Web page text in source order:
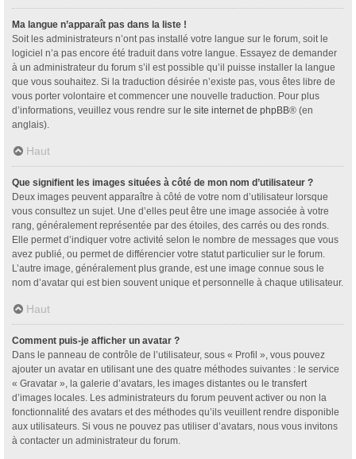
Ma langue n’apparaît pas dans la liste !
Soit les administrateurs n’ont pas installé votre langue sur le forum, soit le
logiciel n’a pas encore été traduit dans votre langue. Essayez de demander
à un administrateur du forum s’il est possible qu’il puisse installer la langue
que vous souhaitez. Si la traduction désirée n’existe pas, vous êtes libre de
vous porter volontaire et commencer une nouvelle traduction. Pour plus
d’informations, veuillez vous rendre sur le site internet de phpBB® (en
anglais).
Haut
Que signifient les images situées à côté de mon nom d’utilisateur ?
Deux images peuvent apparaître à côté de votre nom d’utilisateur lorsque
vous consultez un sujet. Une d’elles peut être une image associée à votre
rang, généralement représentée par des étoiles, des carrés ou des ronds.
Elle permet d’indiquer votre activité selon le nombre de messages que vous
avez publié, ou permet de différencier votre statut particulier sur le forum.
L’autre image, généralement plus grande, est une image connue sous le
nom d’avatar qui est bien souvent unique et personnelle à chaque utilisateur.
Haut
Comment puis-je afficher un avatar ?
Dans le panneau de contrôle de l’utilisateur, sous « Profil », vous pouvez
ajouter un avatar en utilisant une des quatre méthodes suivantes : le service
« Gravatar », la galerie d’avatars, les images distantes ou le transfert
d’images locales. Les administrateurs du forum peuvent activer ou non la
fonctionnalité des avatars et des méthodes qu’ils veuillent rendre disponible
aux utilisateurs. Si vous ne pouvez pas utiliser d’avatars, nous vous invitons
à contacter un administrateur du forum.